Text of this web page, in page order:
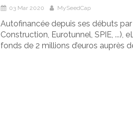
03 Mar 2020 MySeedCap
Autofinancée depuis ses débuts
Construction, Eurotunnel, SPIE, ...),
fonds de 2 millions d’euros auprès